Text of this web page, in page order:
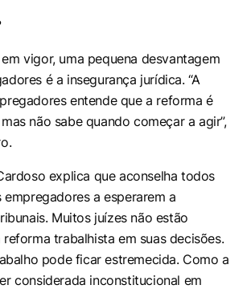
vigor, uma pequena desvantagem
é a insegurança jurídica. “A
entende que a reforma é
não sabe quando começar a agir”,
explica que aconselha todos
empregadores a esperarem a
Muitos juízes não estão
trabalhista em suas decisões.
pode ficar estremecida. Como a
considerada inconstitucional em